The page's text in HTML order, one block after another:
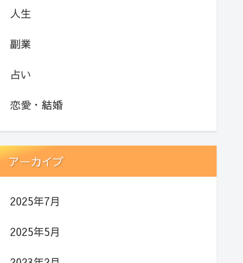
人生
副業
占い
恋愛・結婚
アーカイブ
2025年7月
2025年5月